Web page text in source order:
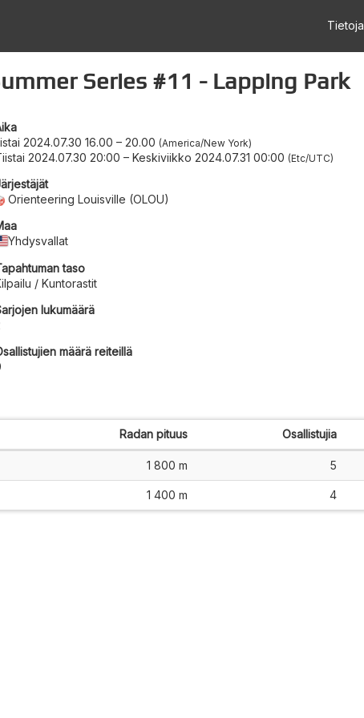
Tietoja
Series #11 - Lapping Park
2024.07.30 16.00 – 20.00 America/New York
2024.07.30 20:00 – Keskiviikko 2024.07.31 00:00 Etc/UTC
Orienteering Louisville (OLOU)
Yhdysvallat
taso
/ Kuntorastit
lukumäärä
määrä reiteillä
Radan pituus Osallistujia
1 800 m 5
1 400 m 4